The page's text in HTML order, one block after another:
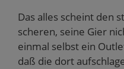
Das alles scheint den
scheren, seine Gier
einmal selbst ein
daß die dort